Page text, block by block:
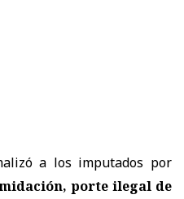
a los imputados por
porte ilegal de